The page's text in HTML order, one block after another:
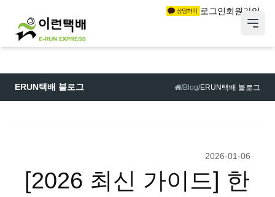
로그인회원가입
ERUN택배 블로그 /Blog/ERUN택배 블로그
2026-01-06
[2026 최신 가이드] 한